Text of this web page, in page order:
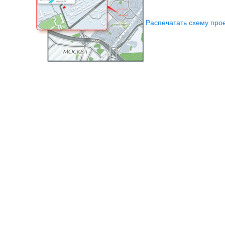
Распечатать схему